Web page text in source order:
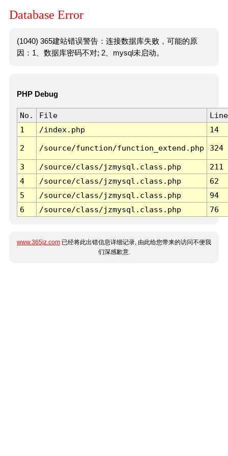
Database Error
(1040) 365建站错误警告：连接数据库失败，可能的原
因：1、数据库密码不对; 2、mysql未启动。
PHP Debug
No. File
Line
1
/index.php 14
2 /source/function/function_extend.php 324
3 /source/class/jzmysql.class.php
211
4
/source/class/jzmysql.class.php
62
5
/source/class/jzmysql.class.php
94
6
/source/class/jzmysql.class.php 76
www.365jz.com 已经将此出错信息详细记录, 由此给您带来的访问不便我
们深感歉意.